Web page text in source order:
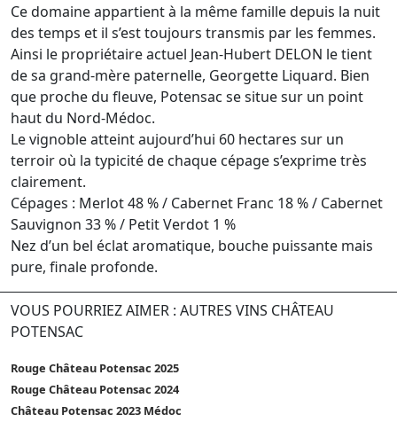
Ce domaine appartient à la même famille depuis la nuit
des temps et il s’est toujours transmis par les femmes.
Ainsi le propriétaire actuel Jean-Hubert DELON le tient
de sa grand-mère paternelle, Georgette Liquard. Bien
que proche du fleuve, Potensac se situe sur un point
haut du Nord-Médoc.
Le vignoble atteint aujourd’hui 60 hectares sur un
terroir où la typicité de chaque cépage s’exprime très
clairement.
Cépages : Merlot 48 % / Cabernet Franc 18 % / Cabernet
Sauvignon 33 % / Petit Verdot 1 %
Nez d’un bel éclat aromatique, bouche puissante mais
pure, finale profonde.
VOUS POURRIEZ AIMER : AUTRES VINS CHÂTEAU
POTENSAC
Rouge Château Potensac 2025
Rouge Château Potensac 2024
Château Potensac 2023 Médoc